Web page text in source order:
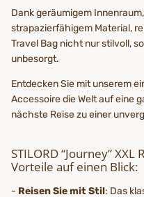
Dank geräumigem
strapazierfähigem Material,
Travel Bag nicht nur stilvoll,
unbesorgt.
Entdecken Sie mit unserem
Accessoire die Welt auf eine
nächste Reise zu einer
STILORD “Journey”
Vorteile auf einen Blick:
- Reisen Sie mit Stil: Das